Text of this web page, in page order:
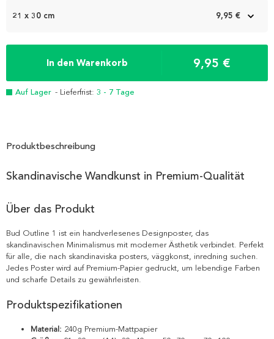
21 x 30 cm 9,95 €
In den Warenkorb 9,95 €
Auf Lager - Lieferfrist: 3 - 7 Tage
Produktbeschreibung
Skandinavische Wandkunst in Premium-Qualität
Über das Produkt
Bud Outline 1 ist ein handverlesenes Designposter, das
skandinavischen Minimalismus mit moderner Ästhetik verbindet. Perfekt
für alle, die nach skandinaviska posters, väggkonst, inredning suchen.
Jedes Poster wird auf Premium-Papier gedruckt, um lebendige Farben
und scharfe Details zu gewährleisten.
Produktspezifikationen
Material: 240g Premium-Mattpapier